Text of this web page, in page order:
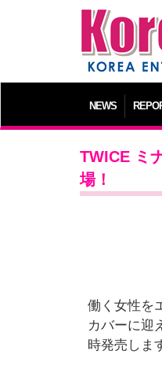
NEWS
TWICE ミ
場！
働く女性を
カバーに迎
時発売しま